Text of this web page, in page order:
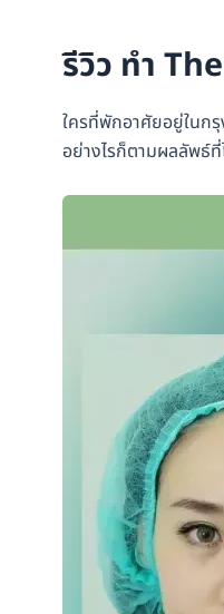
รีวิว ทำ
ใครที่พักอาศัยอยู่ในก
อย่างไรก็ตามผลลัพธ์